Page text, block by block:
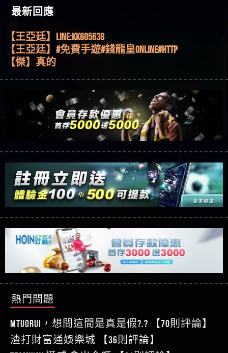
51,000倍數玩法攻略，輕鬆稱霸老虎機！
【其他問題】「拆解力智投資詐騙套路緊急追討
賴zg369」力智投資是不是詐騙 力智投資是真的嗎
力智投資是詐騙嗎 南部老翁還在癡迷力智投資高
回報獲利 請不要在匯款
【其他問題】 【遇天盛商行詐騙追回資金賴
zg369】天盛商行詐騙 天盛商行是不是詐騙 天盛商
行是真的嗎 天盛商行是詐騙嗎 被天盛商行詐騙一
招教你拿回
【其他問題】 受害者援助賴【zg369】退休老翁被
大戶e點靈詐騙痛不欲生 大戶e點靈是真的嗎 大戶e
點靈是不是詐騙 大戶e點靈是詐騙嗎 大戶e點靈無
法出金 （大戶e點靈）教你如何規避詐騙陷阱
【其他問題】 弘記投資詐騙持續收割國人中【免
費討回資金賴zg369】弘記投資是詐騙嗎 弘記投資
是不是詐騙 弘記投資是真的嗎 被弘記投資詐騙的
錢怎麼辦 本文教你如何拿回被騙資金
【其他問題】 被騙追回賴【zg369】KnTop利用新型
詐騙手法欺詐群眾 KnTop是真的嗎 KnTop是不是詐騙
KnTop是詐騙嗎 【KnTop】KnTop無法出金 被KnTop詐騙
的錢一招拿回
【其他問題】機台運算專案詐騙持續收割國人中
【免費討回資金賴zg369】機台運算專案是詐騙嗎
機台運算專案是不是詐騙 機台運算專案是真的嗎
被機台運算專案詐騙的錢怎麼辦 本文教你如何拿
回被騙資金
【其他問題】 Hoyabit詐騙持續收割國人中【免費
討回資金賴zg369】Hoyabit是詐騙嗎 Hoyabit是不是詐
騙 Hoyabit是真的嗎 被HoyabitHoyabit詐騙的錢怎麼辦
本文教你如何拿回被騙資金
【其他問題】KS.M多元化行銷詐騙持續收割國人
中【免費討回資金賴zg369】KS.M多元化行銷是詐
騙嗎 KS.M多元化行銷是不是詐騙 KS.M多元化行銷是
真的嗎 被KS.M多元化行銷詐騙的錢怎麼辦 本文教
你如何拿回被騙資金
【其他問題】免費追回賴「zg369」深度解析野原
家 Family & Love如何詐騙 野原家 Family & Love是不是詐
騙 野原家 Family & Love是真的嗎 野原家 Family & Love是
詐騙嗎 165多次通報野原家 Family & Love是詐騙平台
【其他問題】元盈橋詐騙持續收割國人中【免費
討回資金賴zg369】元盈橋是詐騙嗎 元盈橋是不是
詐騙 元盈橋是真的嗎 被元盈橋詐騙的錢怎麼辦
【其他問題】被騙追回賴【zg369】M.L.Edge利用新
型詐騙手法欺詐群眾 M.L.Edge是真的嗎 M.L.Edge是不
金 被M.L.Edge詐騙的錢一招拿回
【其他問題】 Robinhood詐騙持續收割國人中【免
不是詐騙 Robinhood是真的嗎 被Robinhood詐騙的錢怎
麼辦 本文教你如何拿回被騙資金
資金賴zg369】FLTO是詐騙嗎 FLTO是不是詐騙 FLTO是
真的嗎 被FLTO詐騙的錢怎麼辦 本文教你如何拿回
被騙資金
【其他問題】 遇詐騙求救賴【zg369】八旬老翁被
ALYWS詐騙家破人亡 ALYWS是真的嗎 ALYWS是不是詐騙
ALYWS是詐騙嗎 （ALYWS）無法出金 請小心群組暗椿
【其他問題】 一招教你揭秘新型詐騙手法 （受害
者免費援助賴zg369）當當詐騙 當當是不是詐騙 當
當是真的嗎 當當是詐騙嗎 六旬老婦深信當當高獲
利回報被騙的家破人亡
【其他問題】用理性數據指路，開啟你的高回報
娛樂之旅
【其他問題】【老玩家不藏私】2025 線上老虎機
這樣挑！RTP、波動率和平台安全的全攻略！
【推薦博弈】這款《ATG 武俠》老虎機真的猛！玩
過才知道什麼叫超過3萬種中獎方式！
【推薦博弈】BNG電子遊戲完整攻略！熱門老虎
機、集鴻運玩法、獨家試玩一次看！
【其他問題】【2025】ATG試玩必看！戰神賽特
51,000倍數玩法攻略，輕鬆稱霸老虎機！
【其他問題】「拆解力智投資詐騙套路緊急追討
賴zg369」力智投資是不是詐騙 力智投資是真的嗎
力智投資是詐騙嗎 南部老翁還在癡迷力智投資高
回報獲利 請不要在匯款
【其他問題】 【遇天盛商行詐騙追回資金賴
zg369】天盛商行詐騙 天盛商行是不是詐騙 天盛商
行是真的嗎 天盛商行是詐騙嗎 被天盛商行詐騙一
招教你拿回
【其他問題】 受害者援助賴【zg369】退休老翁被
大戶e點靈詐騙痛不欲生 大戶e點靈是真的嗎 大戶e
點靈是不是詐騙 大戶e點靈是詐騙嗎 大戶e點靈無
法出金 （大戶e點靈）教你如何規避詐騙陷阱
【其他問題】 弘記投資詐騙持續收割國人中【免
費討回資金賴zg369】弘記投資是詐騙嗎 弘記投資
是不是詐騙 弘記投資是真的嗎 被弘記投資詐騙的
錢怎麼辦 本文教你如何拿回被騙資金
【其他問題】 被騙追回賴【zg369】KnTop利用新型
詐騙手法欺詐群眾 KnTop是真的嗎 KnTop是不是詐騙
KnTop是詐騙嗎 【KnTop】KnTop無法出金 被KnTop詐騙
的錢一招拿回
【其他問題】機台運算專案詐騙持續收割國人中
【免費討回資金賴zg369】機台運算專案是詐騙嗎
機台運算專案是不是詐騙 機台運算專案是真的嗎
【其他問題】 Hoyabit詐騙持續收割國人中【免費
討回資金賴zg369】Hoyabit是詐騙嗎 Hoyabit是不是詐
【其他問題】KS.M多元化行銷詐騙持續收割國人
最新回應
【傑】推代理真的好相處
回答
【王亞廷】LINE:kK605638
【王亞廷】#免費手遊#錢龍皇ONLINE#http
【傑】真的
【沈樂慧】又是九州??爛死了黑網不要玩
【林伊依】爛死了拉贏錢直接鎖帳號可以去吃屎
【陳靜茹】推薦小畢，我也是小畢的會員～～
【黃家羭】推推
【AVA娛樂城】還會自己做假對話來毀謗欸哈哈哈
好厲
【陳順堪】黑網不出金
【黃伊珊】不推薦爛公司
【陳順堪】星匯娛樂城出金幾次後贏錢就不給出
金
【陳順堪】黑網出金幾次後贏了就不出金出
【玩運彩】
【asd】唬爛不出金黑網垃圾平台
【蘇俊曄】所以會出金嗎現在也是一樣的狀況
【侯依揚】廢物喔
【傑】推代理真的好相處
回答
【王亞廷】LINE:kK605638
【王亞廷】#免費手遊#錢龍皇ONLINE#http
【傑】真的
【蔡如軒】黑網一個呵呵
【Wei】讚
熱門問題
MTUORUi，想問這間是真是假?.? 【70則評論】
渣打財富通娛樂城 【36則評論】